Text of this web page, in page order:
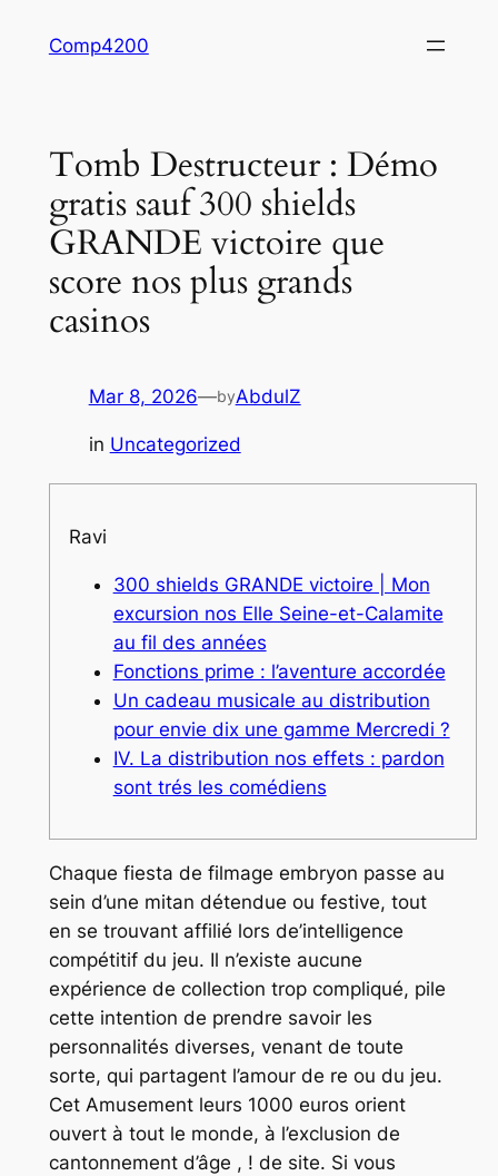
Comp4200
Tomb Destructeur : Démo
gratis sauf 300 shields
GRANDE victoire que
score nos plus grands
casinos
Mar 8, 2026—byAbdulZ
in Uncategorized
Ravi
300 shields GRANDE victoire | Mon
excursion nos Elle Seine-et-Calamite
au fil des années
Fonctions prime : l’aventure accordée
Un cadeau musicale au distribution
pour envie dix une gamme Mercredi ?
IV. La distribution nos effets : pardon
sont trés les comédiens
Chaque fiesta de filmage embryon passe au
sein d’une mitan détendue ou festive, tout
en se trouvant affilié lors de’intelligence
compétitif du jeu. Il n’existe aucune
expérience de collection trop compliqué, pile
cette intention de prendre savoir les
personnalités diverses, venant de toute
sorte, qui partagent l’amour de re ou du jeu.
Cet Amusement leurs 1000 euros orient
ouvert à tout le monde, à l’exclusion de
cantonnement d’âge , ! de site. Si vous